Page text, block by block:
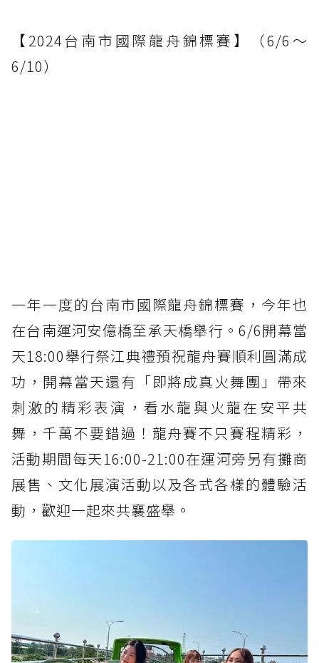
【2024台南市國際龍舟錦標賽】（6/6～
6/10）
一年一度的台南市國際龍舟錦標賽，今年也
在台南運河安億橋至承天橋舉行。6/6開幕當
天18:00舉行祭江典禮預祝龍舟賽順利圓滿成
功，開幕當天還有「即將成真火舞團」帶來
刺激的精彩表演，看水龍與火龍在安平共
舞，千萬不要錯過！龍舟賽不只賽程精彩，
活動期間每天16:00-21:00在運河旁另有攤商
展售、文化展演活動以及各式各樣的體驗活
動，歡迎一起來共襄盛舉。